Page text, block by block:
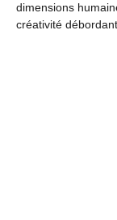
dimensions
créativité